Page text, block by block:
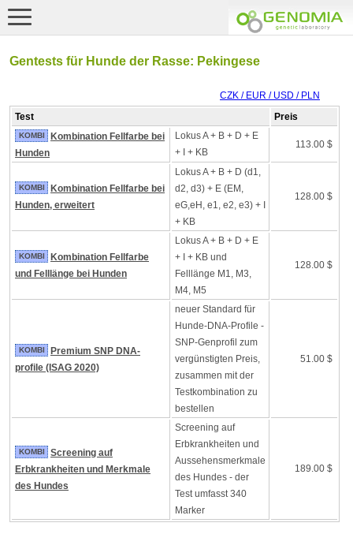
Gentests für Hunde der Rasse: Pekingese
CZK / EUR / USD / PLN
Test
Preis
KOMBI
Kombination Fellfarbe bei
Hunden
Lokus A + B + D + E
+ I + KB
113.00 $
KOMBI
Kombination Fellfarbe bei
Hunden, erweitert
Lokus A + B + D (d1,
d2, d3) + E (EM,
eG,eH, e1, e2, e3) + I
+ KB
128.00 $
KOMBI
Kombination Fellfarbe
und Felllänge bei Hunden
Lokus A + B + D + E
+ I + KB und
Felllänge M1, M3,
M4, M5
128.00 $
KOMBI
Premium SNP DNA-
profile (ISAG 2020)
neuer Standard für
Hunde-DNA-Profile -
SNP-Genprofil zum
vergünstigten Preis,
zusammen mit der
Testkombination zu
bestellen
51.00 $
KOMBI
Screening auf
Erbkrankheiten und Merkmale
des Hundes
Screening auf
Erbkrankheiten und
Aussehensmerkmale
des Hundes - der
Test umfasst 340
Marker
189.00 $